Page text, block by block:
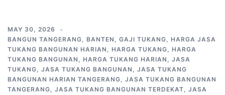
MAY 30, 2026
BANGUN TANGERANG, BANTEN , GAJI TUKANG, HARGA JASA
TUKANG BANGUNAN HARIAN , HARGA TUKANG, HARGA
TUKANG BANGUNAN , HARGA TUKANG HARIAN , JASA
TUKANG, JASA TUKANG BANGUNAN , JASA TUKANG
BANGUNAN HARIAN TANGERANG, JASA TUKANG BANGUNAN
TANGERANG, JASA TUKANG BANGUNAN TERDEKAT, JASA